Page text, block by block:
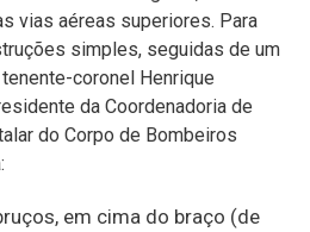
vias aéreas superiores. Para
simples, seguidas de um
coronel Henrique
da Coordenadoria de
do Corpo de Bombeiros
em cima do braço (de